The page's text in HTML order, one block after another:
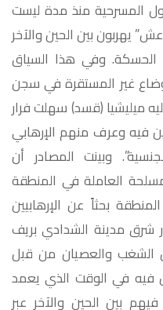
المسرحية منذ مدة ليست
يهربون بين الحين والآخر
وفي هذا السياق
غير المستقرة في سجن
ميليشيا (قسد) سهلت فرار
فيه وعرف منهم الإرهابي
وبينت المصادر أن
العاملة في المنطقة
بحثاً عن الإرهابيين
شرق مدينة الشدادي بريف
الشغب والعصيان من قبل
فيه في الوقت الذي يعمد
فيهم بين الحين والآخر عبر